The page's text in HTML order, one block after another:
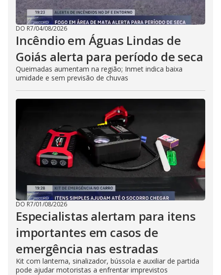
DO R7/04/08/2026
Incêndio em Águas Lindas de
Goiás alerta para período de seca
Queimadas aumentam na região; Inmet indica baixa
umidade e sem previsão de chuvas
DO R7/01/08/2026
Especialistas alertam para itens
importantes em casos de
emergência nas estradas
Kit com lanterna, sinalizador, bússola e auxiliar de partida
pode ajudar motoristas a enfrentar imprevistos